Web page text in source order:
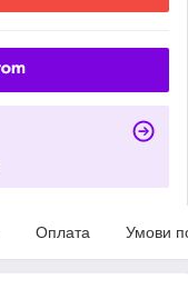
Оплата Умови